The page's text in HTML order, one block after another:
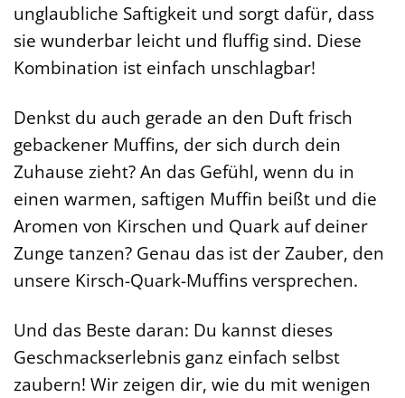
unglaubliche Saftigkeit und sorgt dafür, dass
sie wunderbar leicht und fluffig sind. Diese
Kombination ist einfach unschlagbar!
Denkst du auch gerade an den Duft frisch
gebackener Muffins, der sich durch dein
Zuhause zieht? An das Gefühl, wenn du in
einen warmen, saftigen Muffin beißt und die
Aromen von Kirschen und Quark auf deiner
Zunge tanzen? Genau das ist der Zauber, den
unsere Kirsch-Quark-Muffins versprechen.
Und das Beste daran: Du kannst dieses
Geschmackserlebnis ganz einfach selbst
zaubern! Wir zeigen dir, wie du mit wenigen